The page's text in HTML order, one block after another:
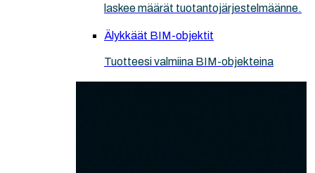
laskee määrät tuotantojärjestelmäänne.
Älykkäät BIM-objektit
Tuotteesi valmiina BIM-objekteina